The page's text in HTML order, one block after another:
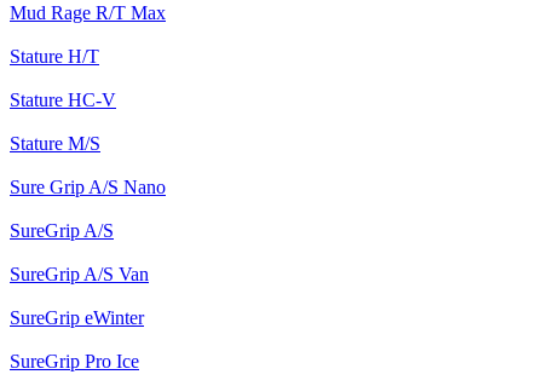
Mud Rage R/T Max
Stature H/T
Stature HC-V
Stature M/S
Sure Grip A/S Nano
SureGrip A/S
SureGrip A/S Van
SureGrip eWinter
SureGrip Pro Ice